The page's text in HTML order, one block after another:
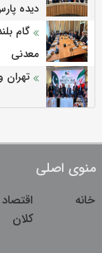
دیده
گام
معدنی
تهران
منوی اصلی
خانه
اقتصاد
کلان